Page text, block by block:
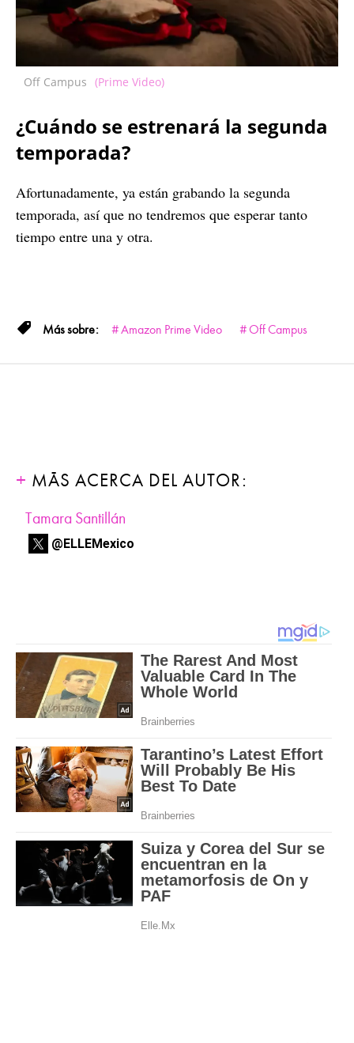
Off Campus (Prime Video)
¿Cuándo se estrenará la segunda
temporada?
Afortunadamente, ya están grabando la segunda
temporada, así que no tendremos que esperar tanto
tiempo entre una y otra.
Amazon Prime Video Off Campus
MÁS ACERCA DEL AUTOR:
Tamara Santillán
@ELLEMexico